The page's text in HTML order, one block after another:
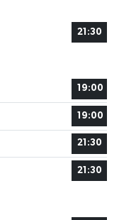
21:30
19:00
19:00
21:30
21:30